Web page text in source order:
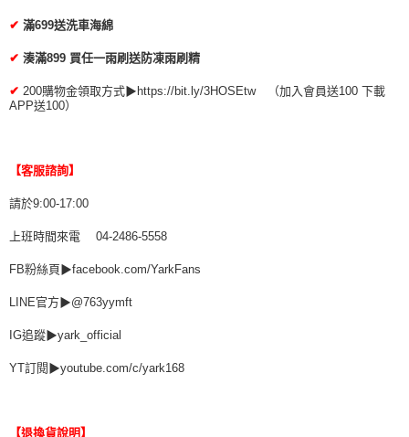
✔ 滿699送洗車海綿
✔ 湊滿899 買任一雨刷送防凍雨刷精
✔ 200購物金領取方式▶https://bit.ly/3HOSEtw （加入會員送100 下載
APP送100）
【客服諮詢】
請於9:00-17:00
上班時間來電 04-2486-5558
FB粉絲頁▶facebook.com/YarkFans
LINE官方▶@763yymft
IG追蹤▶yark_official
YT訂閱▶youtube.com/c/yark168
【退換貨說明】